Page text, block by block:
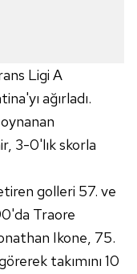
Ligi A
ağırladı.
3-0'lık skorla
golleri 57. ve
Traore
Ikone, 75.
takımını 10